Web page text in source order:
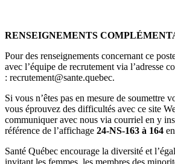
RENSEIGNEMENTS
Pour des renseignements concernant ce
avec l’équipe de recrutement via l’adresse
: recrutement@sante.quebec.
Si vous n’êtes pas en mesure de soumettre
vous éprouvez des difficultés avec ce site
communiquer avec nous via courriel en y
référence de l’affichage 24-NS-163 à 164
Santé Québec encourage la diversité et
invitant les femmes, les membres des